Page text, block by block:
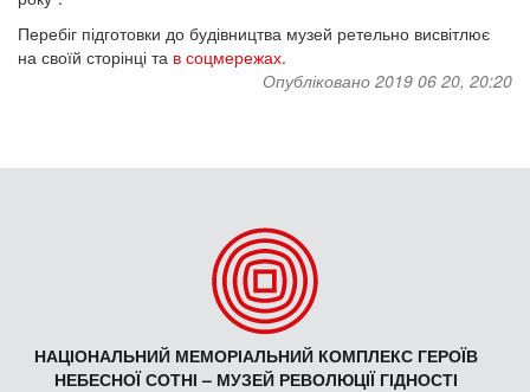
Перебіг підготовки до будівництва музей ретельно висвітлює
на своїй сторінці та в соцмережах.
Опубліковано 2019 06 20, 20:20
НАЦІОНАЛЬНИЙ МЕМОРІАЛЬНИЙ КОМПЛЕКС ГЕРОЇВ
НЕБЕСНОЇ СОТНІ – МУЗЕЙ РЕВОЛЮЦІЇ ГІДНОСТІ